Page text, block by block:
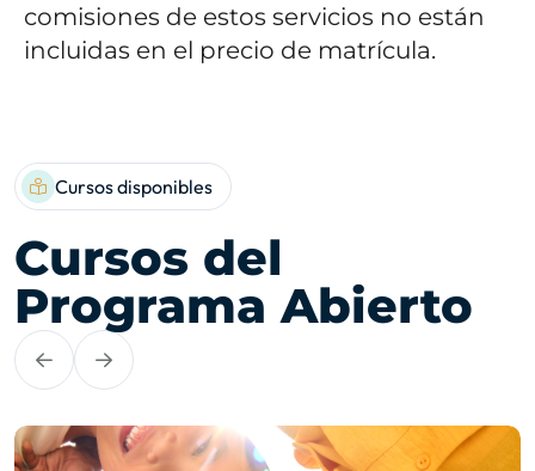
comisiones de estos servicios no están
incluidas en el precio de matrícula.
Cursos disponibles
Cursos del
Programa Abierto